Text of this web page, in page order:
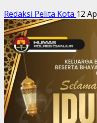
Redaksi Pelita Kota 12